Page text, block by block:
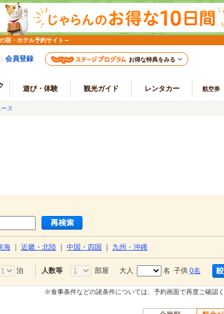
宿・ホテル予約サイト～
会員登録 お得な特典をみる
遊び・体験 観光ガイド レンタカー 航空券
ス
海 近畿・北陸 中国・四国 九州・沖縄
泊 人数等 部屋 大人 名 子供 0名
※食事条件などの諸条件については、予約画面で再度ご確認く